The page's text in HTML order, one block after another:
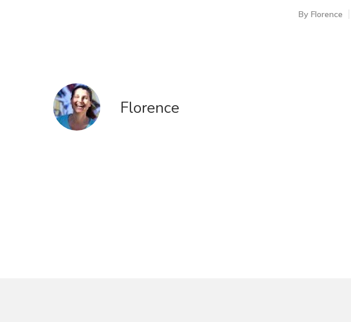
By Florence
Florence